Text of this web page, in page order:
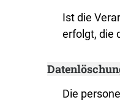
Ist die
erfolgt, die
Die